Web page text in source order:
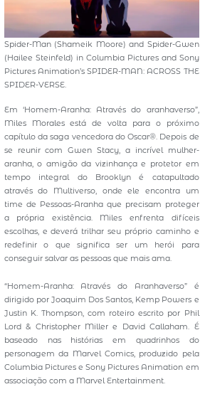
Spider-Man (Shameik Moore) and Spider-Gwen
(Hailee Steinfeld) in Columbia Pictures and Sony
Pictures Animation’s SPIDER-MAN: ACROSS THE
SPIDER-VERSE.
Em ‘Homem-Aranha: Através do aranhaverso”,
Miles Morales está de volta para o próximo
capítulo da saga vencedora do Oscar®. Depois de
se reunir com Gwen Stacy, a incrível mulher-
aranha, o amigão da vizinhança e protetor em
tempo integral do Brooklyn é catapultado
através do Multiverso, onde ele encontra um
time de Pessoas-Aranha que precisam proteger
a própria existência. Miles enfrenta difíceis
escolhas, e deverá trilhar seu próprio caminho e
redefinir o que significa ser um herói para
conseguir salvar as pessoas que mais ama.
“Homem-Aranha: Através do Aranhaverso” é
dirigido por Joaquim Dos Santos, Kemp Powers e
Justin K. Thompson, com roteiro escrito por Phil
Lord & Christopher Miller e David Callaham. É
baseado nas histórias em quadrinhos do
personagem da Marvel Comics, produzido pela
Columbia Pictures e Sony Pictures Animation em
associação com a Marvel Entertainment.